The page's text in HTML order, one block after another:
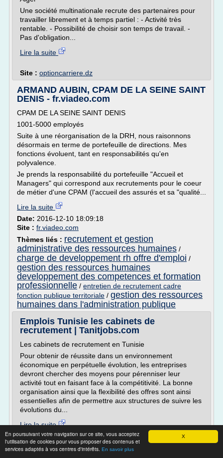
X
En poursuivant votre navigation sur ce site, vous acceptez
l'utilisation de cookies pour vous proposer des contenus et
services adaptés à vos centres d'intérêts. En savoir plus
Une société multinationale recrute des partenaires pour
travailler librement et à temps partiel : - Activité très
rentable. - Possibilité de choisir son temps de travail. -
Pas d'obligation...
Lire la suite
Site : optioncarriere.dz
ARMAND AUBIN, CPAM DE LA SEINE SAINT
DENIS - fr.viadeo.com
CPAM DE LA SEINE SAINT DENIS
1001-5000 employés
Suite à une réorganisation de la DRH, nous raisonnons
désormais en terme de portefeuille de directions. Mes
fonctions évoluent, tant en responsabilités qu'en
polyvalence.
Je prends la responsabilité du portefeuille "Accueil et
Managers" qui correspond aux recrutements pour le coeur
de métier d'une CPAM (l'accueil des assurés et sa "qualité...
Lire la suite
Date: 2016-12-10 18:09:18
Site : fr.viadeo.com
Thèmes liés : recrutement et gestion
administrative des ressources humaines /
charge de developpement rh offre d'emploi /
gestion des ressources humaines
developpement des competences et formation
professionnelle / entretien de recrutement cadre
fonction publique territoriale / gestion des ressources
humaines dans l'administration publique
Emplois Tunisie les cabinets de
recrutement | Tanitjobs.com
Les cabinets de recrutement en Tunisie
Pour obtenir de réussite dans un environnement
économique en perpétuelle évolution, les entreprises
devront chercher des moyens pour pérenniser leur
activité tout en faisant face à la compétitivité. La bonne
organisation ainsi que la flexibilité des offres sont ainsi
essentielles afin de permettre aux structures de suivre les
évolutions du...
Lire la suite
Site :https://www.tanitjobs.com